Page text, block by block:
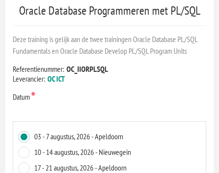
Oracle Database Programmeren met PL/SQL
Deze training is gelijk aan de twee trainingen Oracle Database PL/SQL
Fundamentals en Oracle Database Develop PL/SQL Program Units
Referentienummer: OC_IIORPLSQL
Leverancier: OC ICT
Datum*
03 - 7 augustus, 2026 - Apeldoorn
10 - 14 augustus, 2026 - Nieuwegein
17 - 21 augustus, 2026 - Apeldoorn